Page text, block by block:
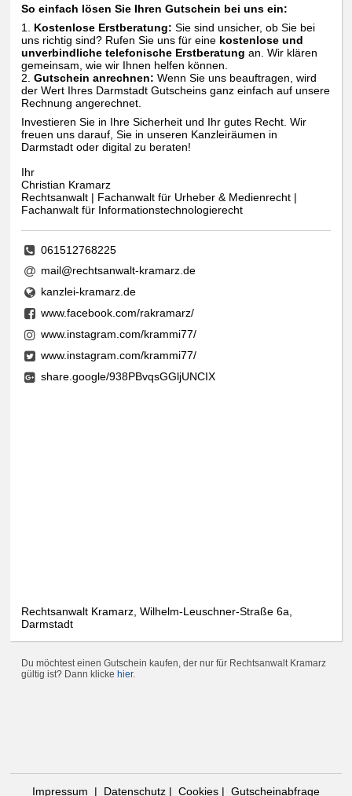
So einfach lösen Sie Ihren Gutschein bei uns ein:
Kostenlose Erstberatung: Sie sind unsicher, ob Sie bei
uns richtig sind? Rufen Sie uns für eine kostenlose und
unverbindliche telefonische Erstberatung an. Wir klären
gemeinsam, wie wir Ihnen helfen können.
Gutschein anrechnen: Wenn Sie uns beauftragen, wird
der Wert Ihres Darmstadt Gutscheins ganz einfach auf unsere
Rechnung angerechnet.
Investieren Sie in Ihre Sicherheit und Ihr gutes Recht. Wir
freuen uns darauf, Sie in unseren Kanzleiräumen in
Darmstadt oder digital zu beraten!
Ihr
Christian Kramarz
Rechtsanwalt | Fachanwalt für Urheber & Medienrecht |
Fachanwalt für Informationstechnologierecht
061512768225
mail@rechtsanwalt-kramarz.de
kanzlei-kramarz.de
www.facebook.com/rakramarz/
www.instagram.com/krammi77/
www.instagram.com/krammi77/
share.google/938PBvqsGGljUNCIX
Rechtsanwalt Kramarz, Wilhelm-Leuschner-Straße 6a,
Darmstadt
Du möchtest einen Gutschein kaufen, der nur für Rechtsanwalt Kramarz
gültig ist? Dann klickehier.
Impressum | Datenschutz| Cookies| Gutscheinabfrage